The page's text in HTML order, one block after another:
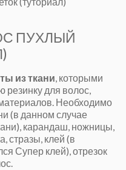
ПУХЛЫЙ
из ткани, которыми
резинку для волос,
Необходимо
(в данном случае
карандаш, ножницы,
стразы, клей (в
Супер клей), отрезок